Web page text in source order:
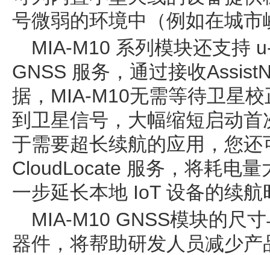
号微弱的环境中（例如在城
MIA-M10 系列模块还支持
GNSS 服务，通过接收
据，MIA-M10无需等待卫星
到卫星信号，大幅缩短启动
于需要超长续航的应用，您
CloudLocate 服务，将耗电
一步延长本地 IoT 设备的续航
MIA-M10 GNSS模块的尺
器件，将帮助研发人员减少